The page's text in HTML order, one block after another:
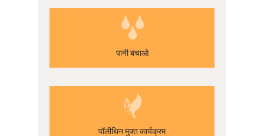
पानी बचाओ
पॉलीथिन मुक्त कार्यक्रम